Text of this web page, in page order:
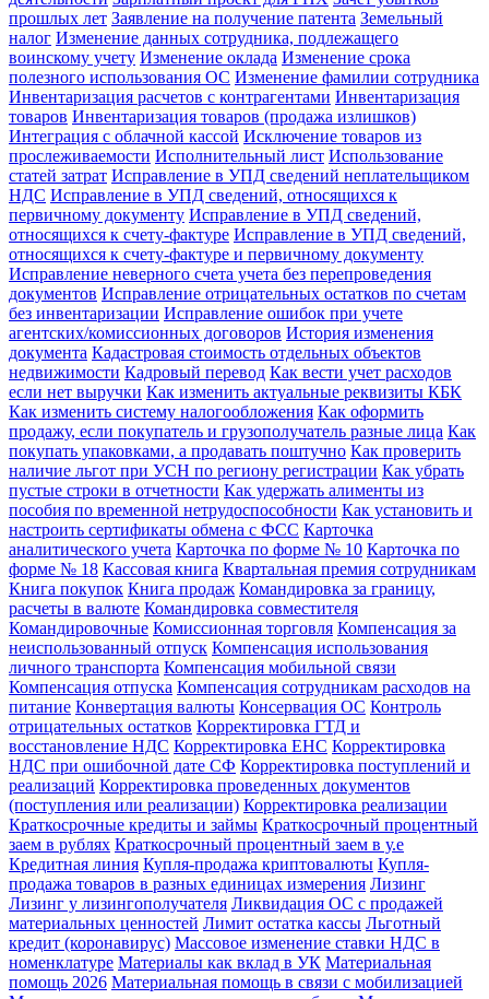
прошлых лет Заявление на получение патента Земельный
налог Изменение данных сотрудника, подлежащего
воинскому учету Изменение оклада Изменение срока
полезного использования ОС Изменение фамилии сотрудника
Инвентаризация расчетов с контрагентами Инвентаризация
товаров Инвентаризация товаров (продажа излишков)
Интеграция с облачной кассой Исключение товаров из
прослеживаемости Исполнительный лист Использование
статей затрат Исправление в УПД сведений неплательщиком
НДС Исправление в УПД сведений, относящихся к
первичному документу Исправление в УПД сведений,
относящихся к счету-фактуре Исправление в УПД сведений,
относящихся к счету-фактуре и первичному документу
Исправление неверного счета учета без перепроведения
документов Исправление отрицательных остатков по счетам
без инвентаризации Исправление ошибок при учете
агентских/комиссионных договоров История изменения
документа Кадастровая стоимость отдельных объектов
недвижимости Кадровый перевод Как вести учет расходов
если нет выручки Как изменить актуальные реквизиты КБК
Как изменить систему налогообложения Как оформить
продажу, если покупатель и грузополучатель разные лица Как
покупать упаковками, а продавать поштучно Как проверить
наличие льгот при УСН по региону регистрации Как убрать
пустые строки в отчетности Как удержать алименты из
пособия по временной нетрудоспособности Как установить и
настроить сертификаты обмена с ФСС Карточка
аналитического учета Карточка по форме № 10 Карточка по
форме № 18 Кассовая книга Квартальная премия сотрудникам
Книга покупок Книга продаж Командировка за границу,
расчеты в валюте Командировка совместителя
Командировочные Комиссионная торговля Компенсация за
неиспользованный отпуск Компенсация использования
личного транспорта Компенсация мобильной связи
Компенсация отпуска Компенсация сотрудникам расходов на
питание Конвертация валюты Консервация ОС Контроль
отрицательных остатков Корректировка ГТД и
восстановление НДС Корректировка ЕНС Корректировка
НДС при ошибочной дате СФ Корректировка поступлений и
реализаций Корректировка проведенных документов
(поступления или реализации) Корректировка реализации
Краткосрочные кредиты и займы Краткосрочный процентный
заем в рублях Краткосрочный процентный заем в у.е
Кредитная линия Купля-продажа криптовалюты Купля-
продажа товаров в разных единицах измерения Лизинг
Лизинг у лизингополучателя Ликвидация ОС с продажей
материальных ценностей Лимит остатка кассы Льготный
кредит (коронавирус) Массовое изменение ставки НДС в
номенклатуре Материалы как вклад в УК Материальная
помощь 2026 Материальная помощь в связи с мобилизацией